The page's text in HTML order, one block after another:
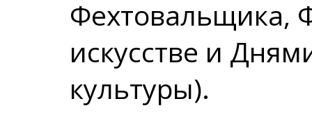
Фехтовальщика,
искусстве и
культуры).